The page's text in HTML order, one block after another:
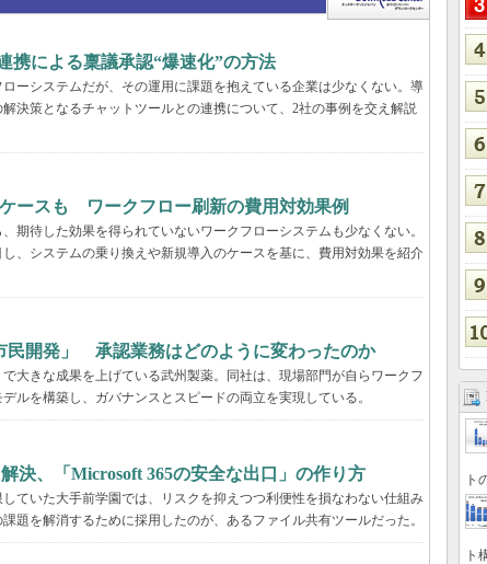
による稟議承認“爆速化”の方法
ーシステムだが、その運用に課題を抱えている企業は少なくない。導
決策となるチャットツールとの連携について、2社の事例を交え解説
ースも ワークフロー刷新の費用対効果例
期待した効果を得られていないワークフローシステムも少なくない。
、システムの乗り換えや新規導入のケースを基に、費用対効果を紹介
民開発」 承認業務はどのように変わったのか
大きな成果を上げている武州製薬。同社は、現場部門が自らワークフ
ルを構築し、ガバナンスとスピードの両立を実現している。
決、「Microsoft 365の安全な出口」の作り方
ていた大手前学園では、リスクを抑えつつ利便性を損なわない仕組み
題を解消するために採用したのが、あるファイル共有ツールだった。
ト
ト